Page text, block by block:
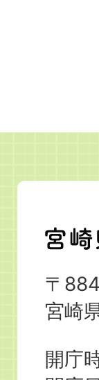
宮
崎
県
木
町
〒
宮崎
開庁